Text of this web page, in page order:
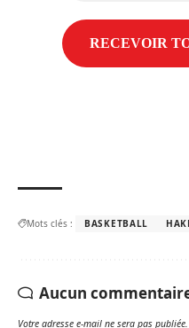
Mots clés : BASKETBALL
Aucun
Votre adresse e-mail ne sera pas publiée.